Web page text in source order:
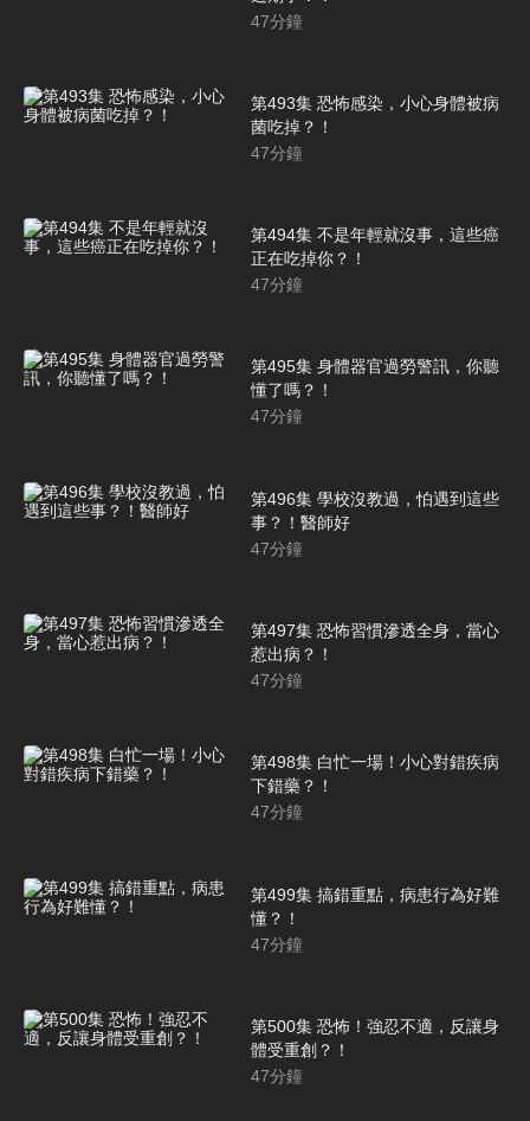
47分鐘
第493集 恐怖感染，小心身體被病
菌吃掉？！
47分鐘
第494集 不是年輕就沒事，這些癌
正在吃掉你？！
47分鐘
第495集 身體器官過勞警訊，你聽
懂了嗎？！
47分鐘
第496集 學校沒教過，怕遇到這些
事？！醫師好
47分鐘
第497集 恐怖習慣滲透全身，當心
惹出病？！
47分鐘
第498集 白忙一場！小心對錯疾病
下錯藥？！
47分鐘
第499集 搞錯重點，病患行為好難
懂？！
47分鐘
第500集 恐怖！強忍不適，反讓身
體受重創？！
47分鐘